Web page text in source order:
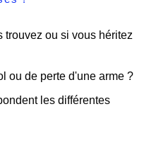
trouvez ou si vous héritez
ou de perte d'une arme ?
les différentes